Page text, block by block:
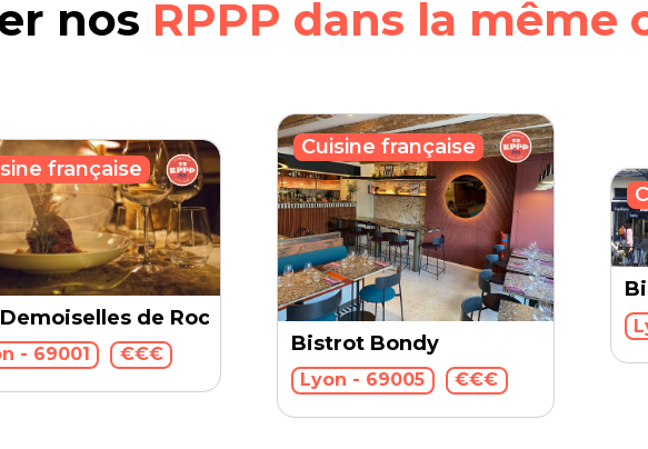
nos RPPP dans la même
de Rochefort
- 69001 €€€
française
Bistrot Bondy
Lyon - 69005 €€€
Cuisine française